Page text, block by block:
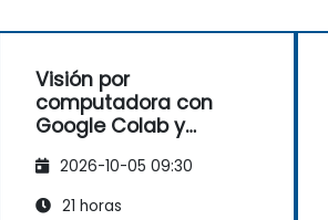
Visión por
computadora con
Google Colab y
2026-10-05 09:30
21 horas